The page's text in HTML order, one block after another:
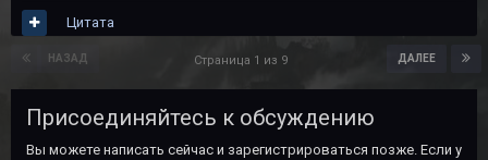
Цитата
НАЗАД ДАЛЕЕ
Страница 1 из 9
Присоединяйтесь к обсуждению
Вы можете написать сейчас и зарегистрироваться позже. Если у